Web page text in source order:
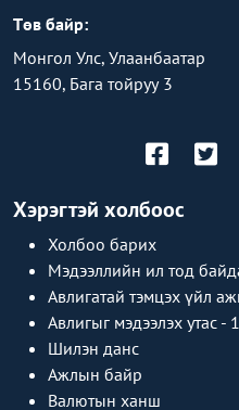
Төв байр:
Монгол Улс, Улаанбаатар
15160, Бага тойруу 3
Хэрэгтэй холбоос
Холбоо барих
Мэдээллийн ил тод
Авлигатай тэмцэх үйл
Авлигыг мэдээлэх утас -
Шилэн данс
Ажлын байр
Валютын ханш